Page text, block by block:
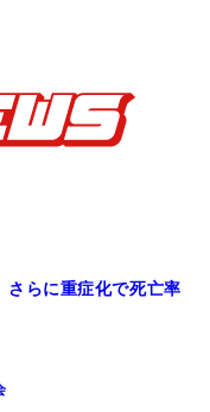
さらに重症化で死亡率